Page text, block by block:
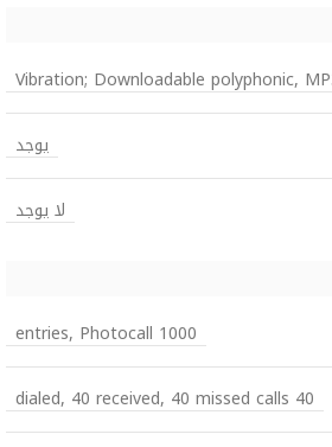
Vibration; Downloadable polyphonic,
يوجد
لا يوجد
1000 entries, Photocall
40 dialed, 40 received, 40 missed calls